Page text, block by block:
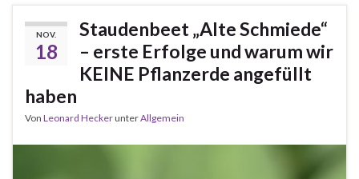
NOV.
18
Staudenbeet „Alte Schmiede“
– erste Erfolge und warum wir
KEINE Pflanzerde angefüllt
haben
Von Leonard HeckerunterAllgemein